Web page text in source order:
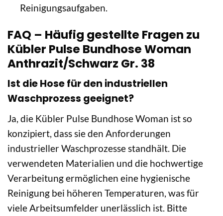
Reinigungsaufgaben.
FAQ – Häufig gestellte Fragen zu
Kübler Pulse Bundhose Woman
Anthrazit/Schwarz Gr. 38
Ist die Hose für den industriellen
Waschprozess geeignet?
Ja, die Kübler Pulse Bundhose Woman ist so
konzipiert, dass sie den Anforderungen
industrieller Waschprozesse standhält. Die
verwendeten Materialien und die hochwertige
Verarbeitung ermöglichen eine hygienische
Reinigung bei höheren Temperaturen, was für
viele Arbeitsumfelder unerlässlich ist. Bitte